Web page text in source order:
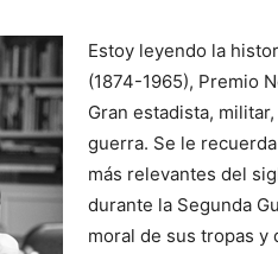
Estoy leyendo la
(1874-1965), Premio
Gran estadista,
guerra. Se le
más relevantes del
durante la Segunda
moral de sus tropas y